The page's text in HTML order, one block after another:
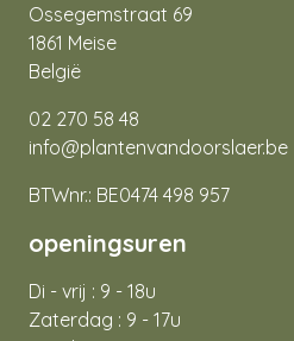
Ossegemstraat 69
1861 Meise
België
02 270 58 48
info@plantenvandoorslaer.be
BTWnr.: BE0474 498 957
openingsuren
Di - vrij : 9 - 18u
Zaterdag : 9 - 17u